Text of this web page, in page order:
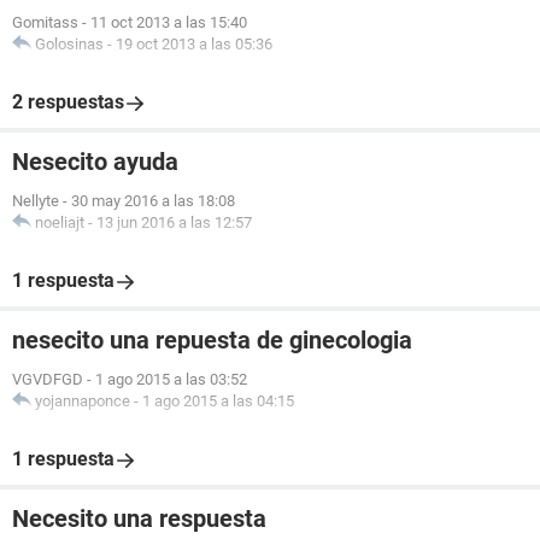
Gomitass - 11 oct 2013 a las 15:40
Golosinas - 19 oct 2013 a las 05:36
2 respuestas
Nesecito ayuda
Nellyte - 30 may 2016 a las 18:08
noeliajt - 13 jun 2016 a las 12:57
1 respuesta
nesecito una repuesta de ginecologia
VGVDFGD - 1 ago 2015 a las 03:52
yojannaponce - 1 ago 2015 a las 04:15
1 respuesta
Necesito una respuesta